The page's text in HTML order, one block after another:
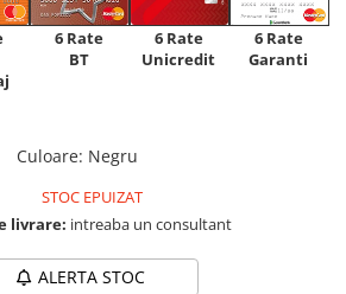
6 Rate
BT
6 Rate
Unicredit
6 Rate
Garanti
Culoare: Negru
STOC EPUIZAT
livrare: intreaba un consultant
ALERTA STOC